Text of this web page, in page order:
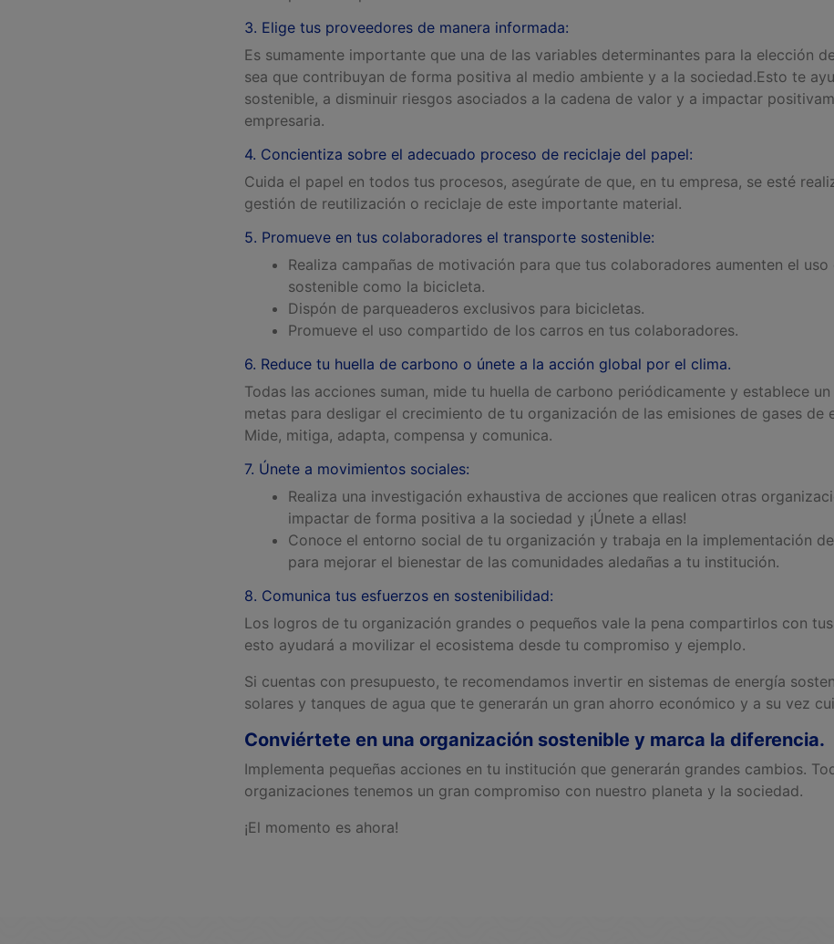
3. Elige tus proveedores de manera informada:
Es sumamente importante que una de las variables determinantes para la elección
sea que contribuyan de forma positiva al medio ambiente y a la sociedad.Esto te
sostenible, a disminuir riesgos asociados a la cadena de valor y a impactar
empresaria.
4. Concientiza sobre el adecuado proceso de reciclaje del papel:
Cuida el papel en todos tus procesos, asegúrate de que, en tu empresa, se esté
gestión de reutilización o reciclaje de este importante material.
5. Promueve en tus colaboradores el transporte sostenible:
Realiza campañas de motivación para que tus colaboradores aumenten el
sostenible como la bicicleta.
Dispón de parqueaderos exclusivos para bicicletas.
Promueve el uso compartido de los carros en tus colaboradores.
6. Reduce tu huella de carbono o únete a la acción global por el clima.
Todas las acciones suman, mide tu huella de carbono periódicamente y establece
metas para desligar el crecimiento de tu organización de las emisiones de gases de
Mide, mitiga, adapta, compensa y comunica.
7. Únete a movimientos sociales:
Realiza una investigación exhaustiva de acciones que realicen otras
impactar de forma positiva a la sociedad y ¡Únete a ellas!
Conoce el entorno social de tu organización y trabaja en la implementación
para mejorar el bienestar de las comunidades aledañas a tu institución.
8. Comunica tus esfuerzos en sostenibilidad:
Los logros de tu organización grandes o pequeños vale la pena compartirlos con
esto ayudará a movilizar el ecosistema desde tu compromiso y ejemplo.
Si cuentas con presupuesto, te recomendamos invertir en sistemas de energía
solares y tanques de agua que te generarán un gran ahorro económico y a su vez
Conviértete en una organización sostenible y marca la diferencia.
Implementa pequeñas acciones en tu institución que generarán grandes cambios.
organizaciones tenemos un gran compromiso con nuestro planeta y la sociedad.
¡El momento es ahora!